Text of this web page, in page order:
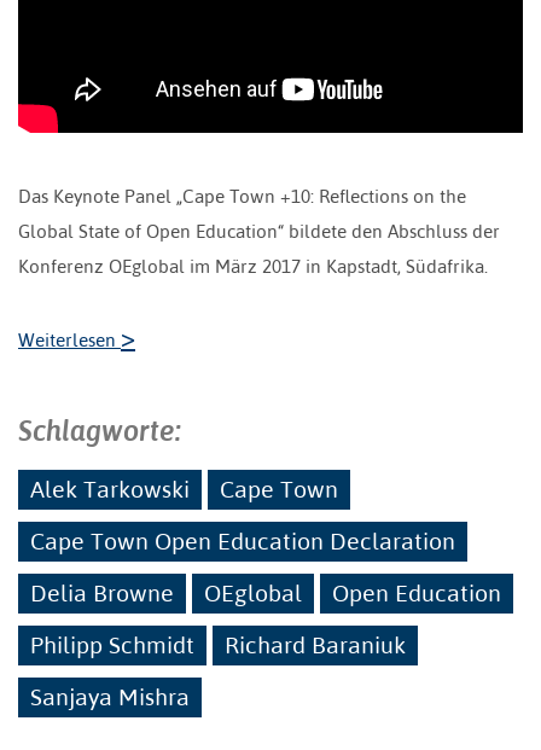
Das Keynote Panel „Cape Town +10: Reflections on the
Global State of Open Education“ bildete den Abschluss der
Konferenz OEglobal im März 2017 in Kapstadt, Südafrika.
Weiterlesen >
Schlagworte:
Alek Tarkowski
Cape Town
Cape Town Open Education Declaration
Delia Browne
OEglobal
Open Education
Philipp Schmidt
Richard Baraniuk
Sanjaya Mishra